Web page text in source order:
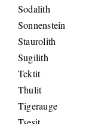
Sodalith
Sonnenstein
Staurolith
Sugilith
Tektit
Thulit
Tigerauge